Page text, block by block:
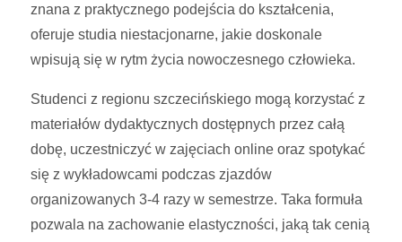
znana z praktycznego podejścia do kształcenia,
oferuje studia niestacjonarne, jakie doskonale
wpisują się w rytm życia nowoczesnego człowieka.
Studenci z regionu szczecińskiego mogą korzystać z
materiałów dydaktycznych dostępnych przez całą
dobę, uczestniczyć w zajęciach online oraz spotykać
się z wykładowcami podczas zjazdów
organizowanych 3-4 razy w semestrze. Taka formuła
pozwala na zachowanie elastyczności, jaką tak cenią